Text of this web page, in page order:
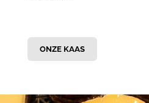
ONZE KAAS